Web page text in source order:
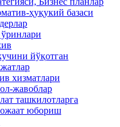
ҳуқукий базаси
йўқотган
хизматлари
жавоблар
ташкилотларга
юбориш